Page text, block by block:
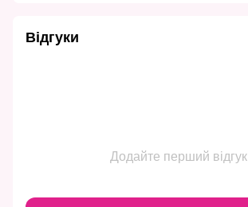
Відгуки
Додайте перший відгук